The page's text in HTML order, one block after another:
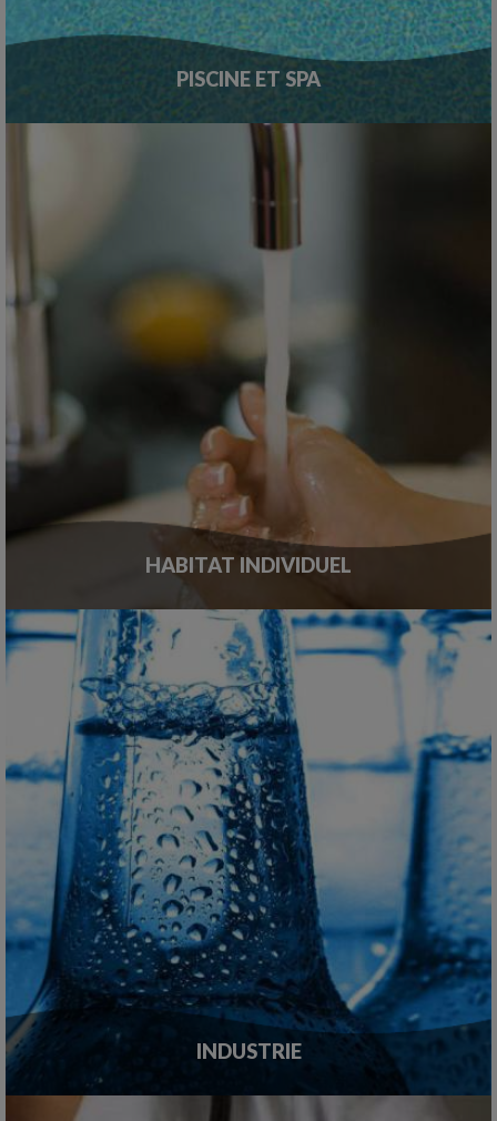
PISCINE ET SPA
HABITAT INDIVIDUEL
INDUSTRIE